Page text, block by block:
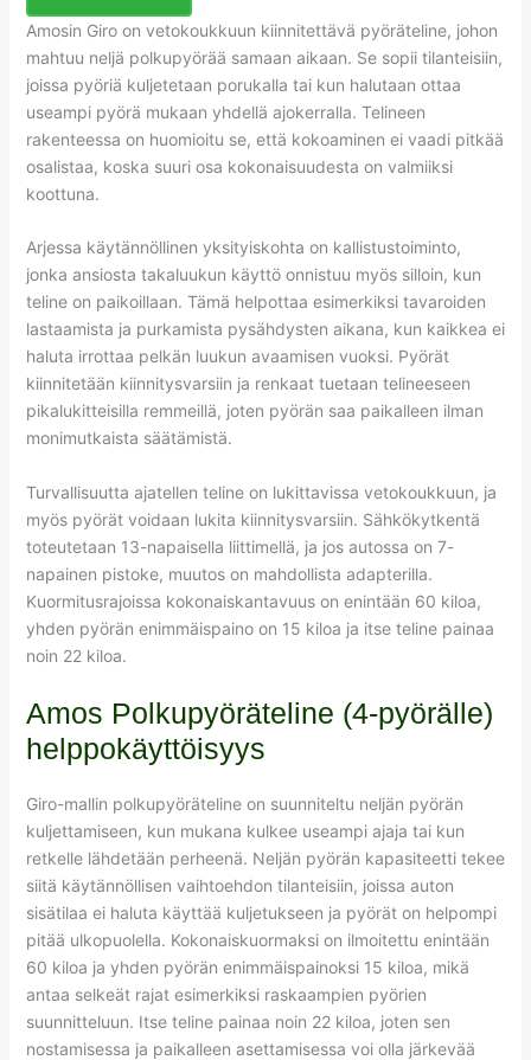
Amosin Giro on vetokoukkuun kiinnitettävä pyöräteline, johon
mahtuu neljä polkupyörää samaan aikaan. Se sopii tilanteisiin,
joissa pyöriä kuljetetaan porukalla tai kun halutaan ottaa
useampi pyörä mukaan yhdellä ajokerralla. Telineen
rakenteessa on huomioitu se, että kokoaminen ei vaadi pitkää
osalistaa, koska suuri osa kokonaisuudesta on valmiiksi
koottuna.
Arjessa käytännöllinen yksityiskohta on kallistustoiminto,
jonka ansiosta takaluukun käyttö onnistuu myös silloin, kun
teline on paikoillaan. Tämä helpottaa esimerkiksi tavaroiden
lastaamista ja purkamista pysähdysten aikana, kun kaikkea ei
haluta irrottaa pelkän luukun avaamisen vuoksi. Pyörät
kiinnitetään kiinnitysvarsiin ja renkaat tuetaan telineeseen
pikalukitteisilla remmeillä, joten pyörän saa paikalleen ilman
monimutkaista säätämistä.
Turvallisuutta ajatellen teline on lukittavissa vetokoukkuun, ja
myös pyörät voidaan lukita kiinnitysvarsiin. Sähkökytkentä
toteutetaan 13-napaisella liittimellä, ja jos autossa on 7-
napainen pistoke, muutos on mahdollista adapterilla.
Kuormitusrajoissa kokonaiskantavuus on enintään 60 kiloa,
yhden pyörän enimmäispaino on 15 kiloa ja itse teline painaa
noin 22 kiloa.
Amos Polkupyöräteline (4-pyörälle)
helppokäyttöisyys
Giro-mallin polkupyöräteline on suunniteltu neljän pyörän
kuljettamiseen, kun mukana kulkee useampi ajaja tai kun
retkelle lähdetään perheenä. Neljän pyörän kapasiteetti tekee
siitä käytännöllisen vaihtoehdon tilanteisiin, joissa auton
sisätilaa ei haluta käyttää kuljetukseen ja pyörät on helpompi
pitää ulkopuolella. Kokonaiskuormaksi on ilmoitettu enintään
60 kiloa ja yhden pyörän enimmäispainoksi 15 kiloa, mikä
antaa selkeät rajat esimerkiksi raskaampien pyörien
suunnitteluun. Itse teline painaa noin 22 kiloa, joten sen
nostamisessa ja paikalleen asettamisessa voi olla järkevää